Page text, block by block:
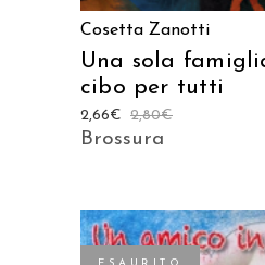
Cosetta Zanotti
Una sola
cibo per tutti
2,80€
2,66€
Brossura